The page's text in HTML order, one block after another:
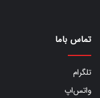
تماس باما
تلگرام
واتس‌اپ